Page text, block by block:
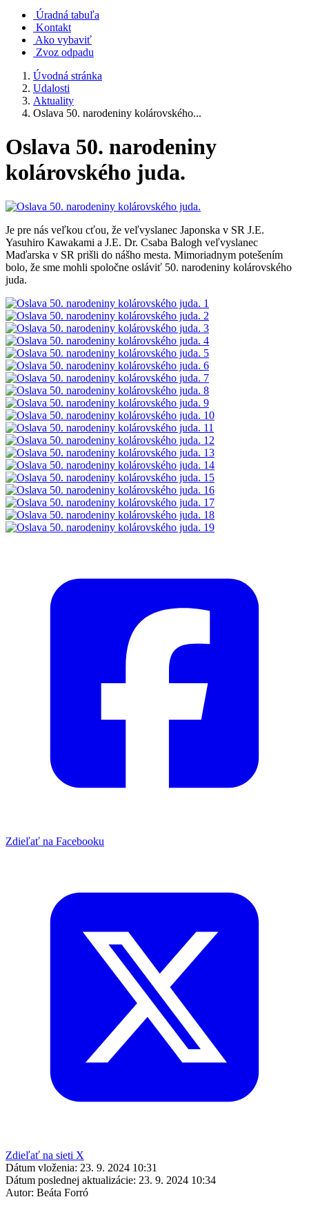
Úradná tabuľa
Kontakt
Ako vybaviť
Zvoz odpadu
Úvodná stránka
Udalosti
Aktuality
Oslava 50. narodeniny kolárovského...
Oslava 50. narodeniny
kolárovského juda.
Je pre nás veľkou cťou, že veľvyslanec Japonska v SR J.E.
Yasuhiro Kawakami a J.E. Dr. Csaba Balogh veľvyslanec
Maďarska v SR prišli do nášho mesta. Mimoriadnym potešením
bolo, že sme mohli spoločne osláviť 50. narodeniny kolárovského
juda.
Zdieľať na Facebooku
Zdieľať na sieti X
Dátum vloženia: 23. 9. 2024 10:31
Dátum poslednej aktualizácie: 23. 9. 2024 10:34
Autor: Beáta Forró